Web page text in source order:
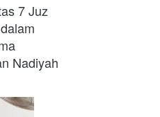
7 Juz
Nadiyah